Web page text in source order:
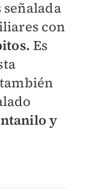
señalada
con
Es
y